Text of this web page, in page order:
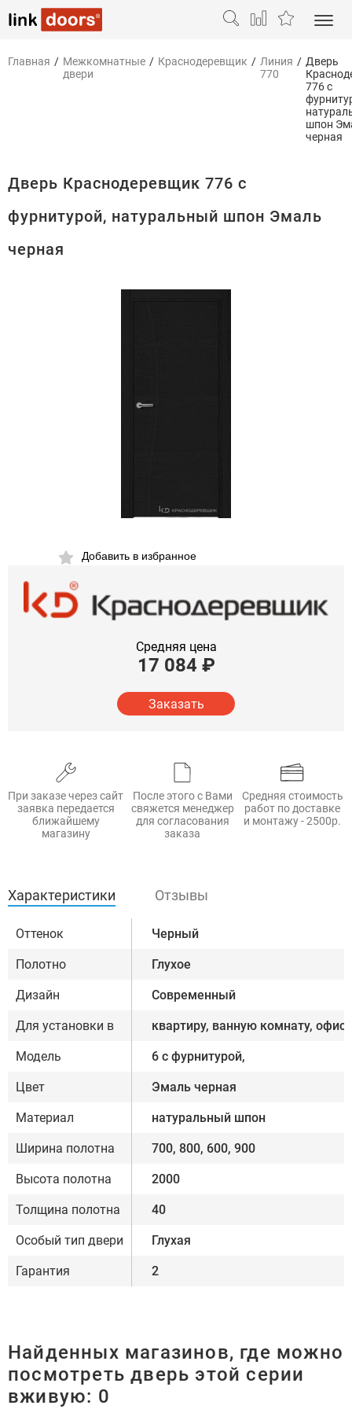
Главная / Межкомнатные
двери
/ Краснодеревщик / Линия
770
/ Дверь
776 с
шпон
черная
Дверь Краснодеревщик 776 с
фурнитурой, натуральный шпон Эмаль
черная
Добавить в избранное
Средняя цена
17 084 ₽
Заказать
При заказе через сайт
заявка передается
ближайшему
магазину
После этого с Вами
свяжется менеджер
для согласования
заказа
Средняя стоимость
работ по доставке
и монтажу - 2500р.
Характеристики Отзывы
Оттенок Черный
Полотно Глухое
Дизайн Современный
Для установки в квартиру, ванную комнату, офис
Модель 6 с фурнитурой,
Цвет Эмаль черная
Материал натуральный шпон
Ширина полотна 700, 800, 600, 900
Высота полотна 2000
Толщина полотна 40
Особый тип двери Глухая
Гарантия 2
Найденных магазинов, где можно
посмотреть дверь этой серии
вживую: 0